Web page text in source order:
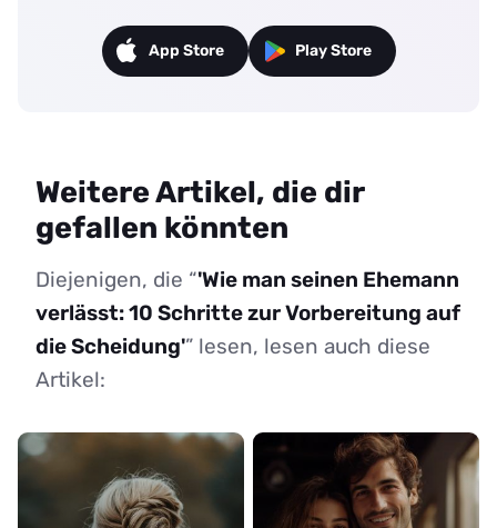
App Store Play Store
Weitere Artikel, die dir
gefallen könnten
Diejenigen, die “'Wie man seinen Ehemann
verlässt: 10 Schritte zur Vorbereitung auf
die Scheidung'” lesen, lesen auch diese
Artikel: